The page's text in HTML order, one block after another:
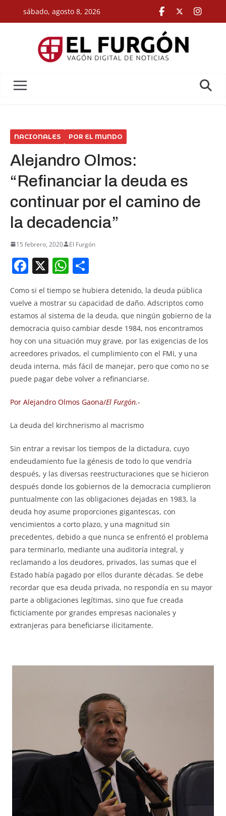
to
sábado, agosto 8, 2026
NACIONALES POR EL MUNDO
Alejandro Olmos:
“Refinanciar la deuda es
continuar por el camino de
la decadencia”
15 febrero, 2020 El Furgón
F
a
c
e
b
o
o
k
X W
h
at
s
A
p
p
ar
e
Como si el tiempo se hubiera detenido, la deuda pública
vuelve a mostrar su capacidad de daño. Adscriptos como
estamos al sistema de la deuda, que ningún gobierno de la
democracia quiso cambiar desde 1984, nos encontramos
hoy con una situación muy grave, por las exigencias de los
acreedores privados, el cumplimiento con el FMI, y una
deuda interna, más fácil de manejar, pero que como no se
puede pagar debe volver a refinanciarse.
Por Alejandro Olmos Gaona/El Furgón.-
La deuda del kirchnerismo al macrismo
Sin entrar a revisar los tiempos de la dictadura, cuyo
endeudamiento fue la génesis de todo lo que vendría
después, y las diversas reestructuraciones que se hicieron
después donde los gobiernos de la democracia cumplieron
puntualmente con las obligaciones dejadas en 1983, la
deuda hoy asume proporciones gigantescas, con
vencimientos a corto plazo, y una magnitud sin
precedentes, debido a que nunca se enfrentó el problema
para terminarlo, mediante una auditoría integral, y
reclamando a los deudores, privados, las sumas que el
Estado había pagado por ellos durante décadas. Se debe
recordar que esa deuda privada, no respondía en su mayor
parte a obligaciones legítimas, sino que fue creada
ficticiamente por grandes empresas nacionales y
extranjeras para beneficiarse ilícitamente.